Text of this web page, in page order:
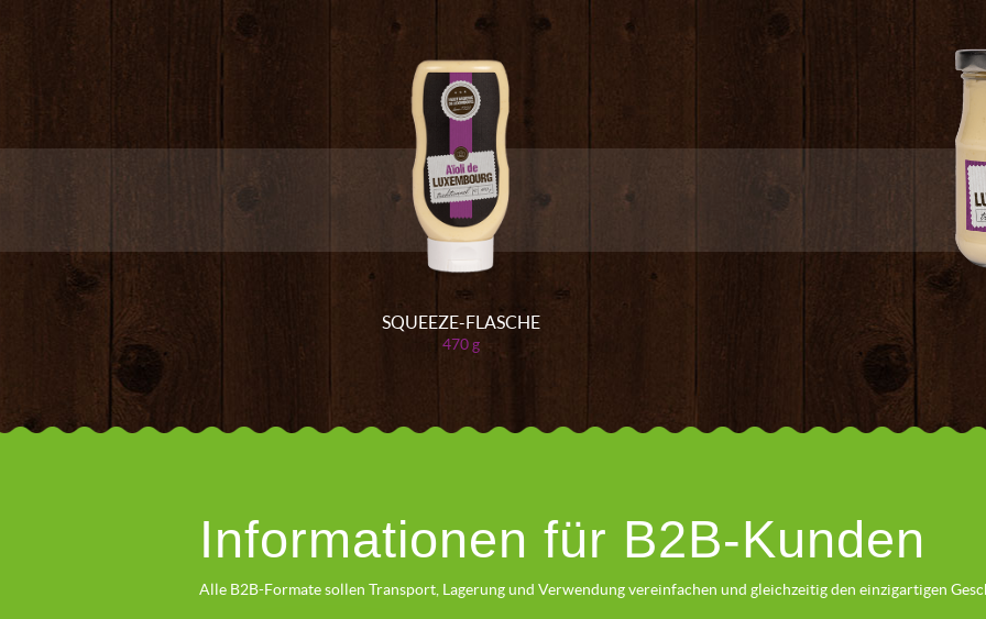
SQUEEZE-FLASCHE
470 g
Informationen für B2B-Kunden
Alle B2B-Formate sollen Transport, Lagerung und Verwendung vereinfachen und gleichzeitig den einzigartigen